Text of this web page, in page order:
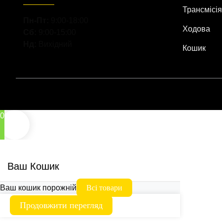
Трансмісія
Ходова
Кошик
0
Ваш Кошик
Ваш кошик порожній Всі товари
Продовжити перегляд